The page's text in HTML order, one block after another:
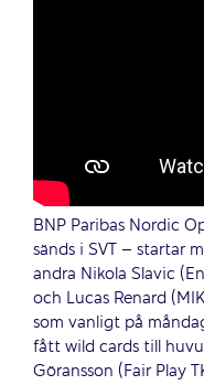
BNP Paribas Nordic
sänds i SVT – startar
andra Nikola Slavic
och Lucas Renard
som vanligt på
fått wild cards till
Göransson (Fair Play